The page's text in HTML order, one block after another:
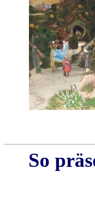
So